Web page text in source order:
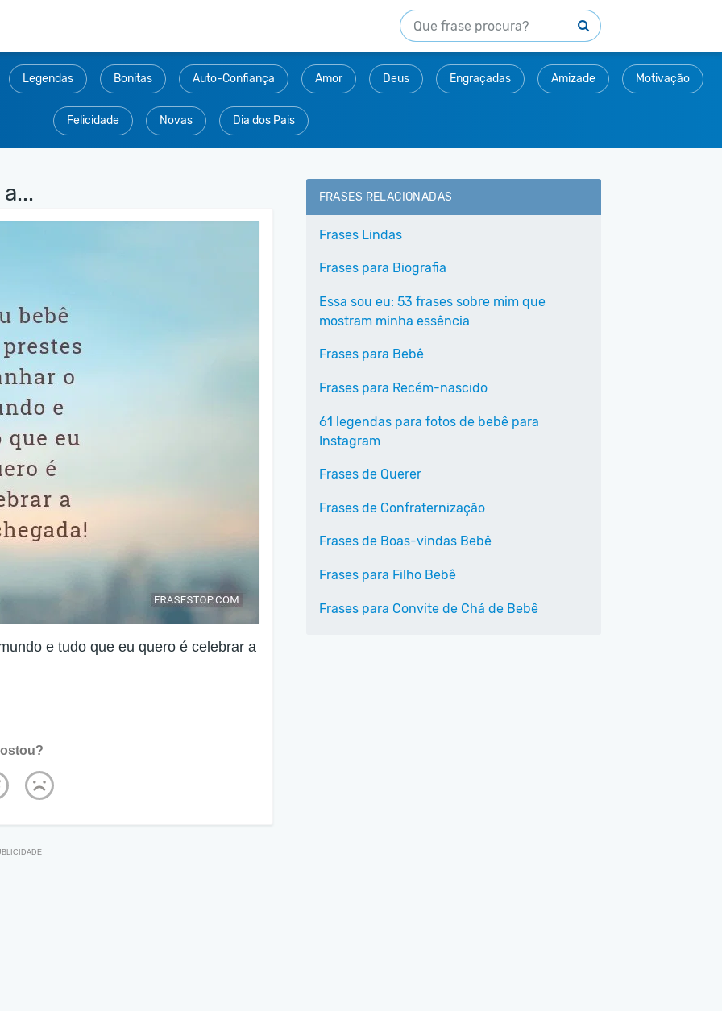
Legendas Bonitas Auto-Confiança Amor Deus Engraçadas Amizade Motivação
Felicidade Novas Dia dos Pais
e tudo que eu quero é celebrar a
FRASES RELACIONADAS
Frases Lindas
Frases para Biografia
Essa sou eu: 53 frases sobre mim que
mostram minha essência
Frases para Bebê
Frases para Recém-nascido
61 legendas para fotos de bebê para
Instagram
Frases de Querer
Frases de Confraternização
Frases de Boas-vindas Bebê
Frases para Filho Bebê
Frases para Convite de Chá de Bebê